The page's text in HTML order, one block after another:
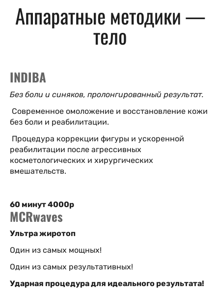
Аппаратные методики —
тело
INDIВА
Без боли и синяков, пролонгированный результат.
Современное омоложение и восстановление кожи
без боли и реабилитации.
Процедура коррекции фигуры и ускоренной
реабилитации после агрессивных
косметологических и хирургических
вмешательств.
60 минут 4000р
МCRwаves
Ультра жиротоп
Один из самых мощных!
Один из самых результативных!
Ударная процедура для идеального результата!